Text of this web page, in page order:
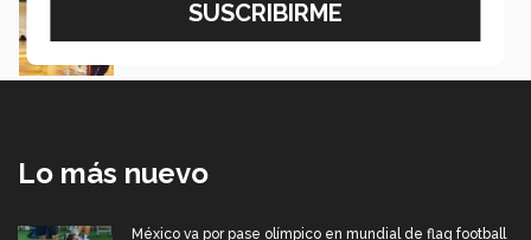
Fernando Bohmer | Ciudad Juárez
Lo más nuevo
México va por pase olímpico en mundial de flag football